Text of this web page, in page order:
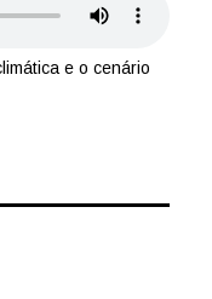
e o cenário